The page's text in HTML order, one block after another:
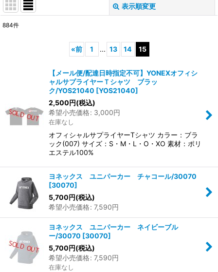
表示順変更
絞り込む
884件
«前 1 ... 13 14 15
【メール便/配達日時指定不可】YONEXオフィシ
ャルサプライヤーＴシャツ ブラッ
ク/YOS21040 [YOS21040]
2,500円(税込)
希望小売価格: 3,000円
在庫なし
オフィシャルサプライヤーTシャツ カラー：ブラ
ック(007) サイズ：S・M・L・O・XO 素材：ポリ
エステル100%
ヨネックス ユニパーカー チャコール/30070
[30070]
5,700円(税込)
希望小売価格: 7,590円
ヨネックス ユニパーカー ネイビーブル
ー/30070 [30070]
5,700円(税込)
希望小売価格: 7,590円
在庫なし